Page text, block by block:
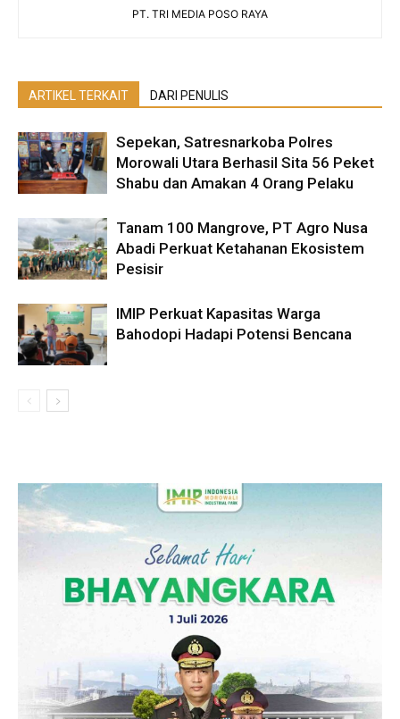
PT. TRI MEDIA POSO RAYA
ARTIKEL TERKAIT DARI PENULIS
Sepekan, Satresnarkoba Polres
Morowali Utara Berhasil Sita 56 Peket
Shabu dan Amakan 4 Orang Pelaku
Tanam 100 Mangrove, PT Agro Nusa
Abadi Perkuat Ketahanan Ekosistem
Pesisir
IMIP Perkuat Kapasitas Warga
Bahodopi Hadapi Potensi Bencana